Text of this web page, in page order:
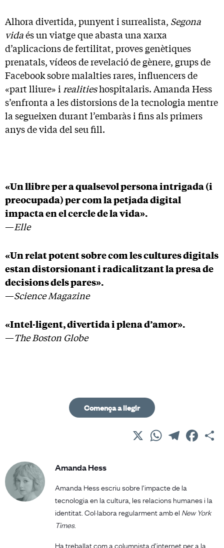
Alhora divertida, punyent i surrealista, Segona
vidaés un viatge que abasta una xarxa
d’aplicacions de fertilitat, proves genètiques
prenatals, vídeos de revelació de gènere, grups de
Facebook sobre malalties rares, influencers de
«part lliure» irealitieshospitalaris. Amanda Hess
s’enfronta a les distorsions de la tecnologia mentre
la segueixen durant l’embaràs i fins als primers
anys de vida del seu fill.
«Un llibre per a qualsevol persona intrigada (i
preocupada) per com la petjada digital
impacta en el cercle de la vida».
—Elle
«Un relat potent sobre com les cultures digitals
estan distorsionant i radicalitzant la presa de
decisions dels pares».
—Science Magazine
«Intel·ligent, divertida i plena d’amor».
—The Boston Globe
Comença a llegir
WhatsAppTelegram
Amanda Hess
Amanda Hess escriu sobre l’impacte de la
tecnologia en la cultura, les relacions humanes i la
identitat. Col·labora regularment amb el New York
Times.
Ha treballat com a columnista d’internet per a la